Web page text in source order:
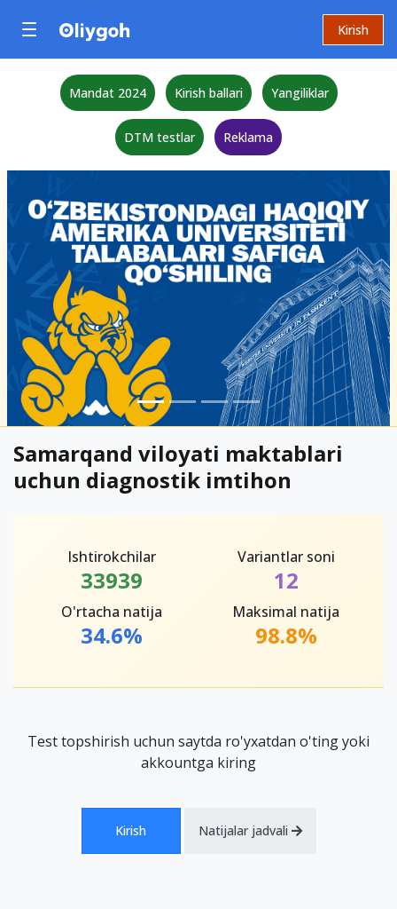
Kirish
Mandat 2024 Kirish ballari Yangiliklar
DTM testlar Reklama
Samarqand viloyati maktablari
uchun diagnostik imtihon
Ishtirokchilar
33939
Variantlar soni
12
O'rtacha natija
34.6%
Maksimal natija
98.8%
Test topshirish uchun saytda ro'yxatdan o'ting yoki
akkountga kiring
Kirish Natijalar jadvali